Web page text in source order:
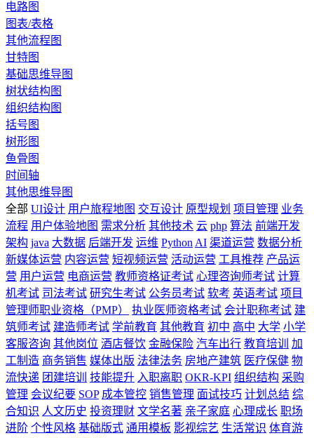
电路图
图表/表格
其他流程图
甘特图
基础思维导图
树状结构图
组织结构图
括号图
树形图
鱼骨图
时间轴
其他思维导图
全部 UI设计 用户旅程地图 交互设计 原型规划 项目管理 业务
流程 用户体验地图 需求分析 其他技术 云 php 算法 前端开发
架构 java 大数据 后端开发 运维 Python AI 渠道运营 数据分析
新媒体运营 内容运营 短视频运营 活动运营 工具推荐 产品运
营 用户运营 电商运营 教师资格证考试 心理咨询师考试 计算
机考试 司法考试 研究生考试 公务员考试 软考 英语考试 项目
管理师职业资格（PMP）
执业医师资格考试 会计职称考试 建
筑师考试 建造师考试 学前教育 其他教育 初中 高中 大学 小学
客服咨询 其他岗位 酒店餐饮 金融保险 汽车出行 教育培训
加
工制造 商务销售 媒体出版 法律法务 房地产建筑 医疗保健 物
流快递 团建培训 技能提升 入职离职 OKR-KPI 组织结构 采购
管理 会议纪要 SOP 成本管控 销售管理 面试技巧 计划总结 综
合知识 人文历史 投资理财 文学名著 亲子家庭 心理成长 职场
进阶 个性风格 基础版式 通用模板 影视综艺 生活常识 体育游